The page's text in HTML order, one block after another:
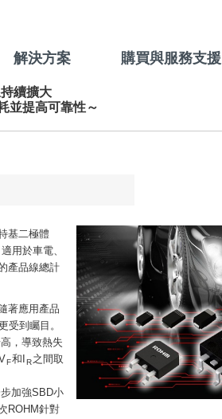
解決方案 購買與服務支援
續擴大
並提高可靠性～
基二極體
用於車電、
產品線總計
著應用產品
受到矚目。
，導致熱失
F和I R之間取
加強SBD小
ROHM針對